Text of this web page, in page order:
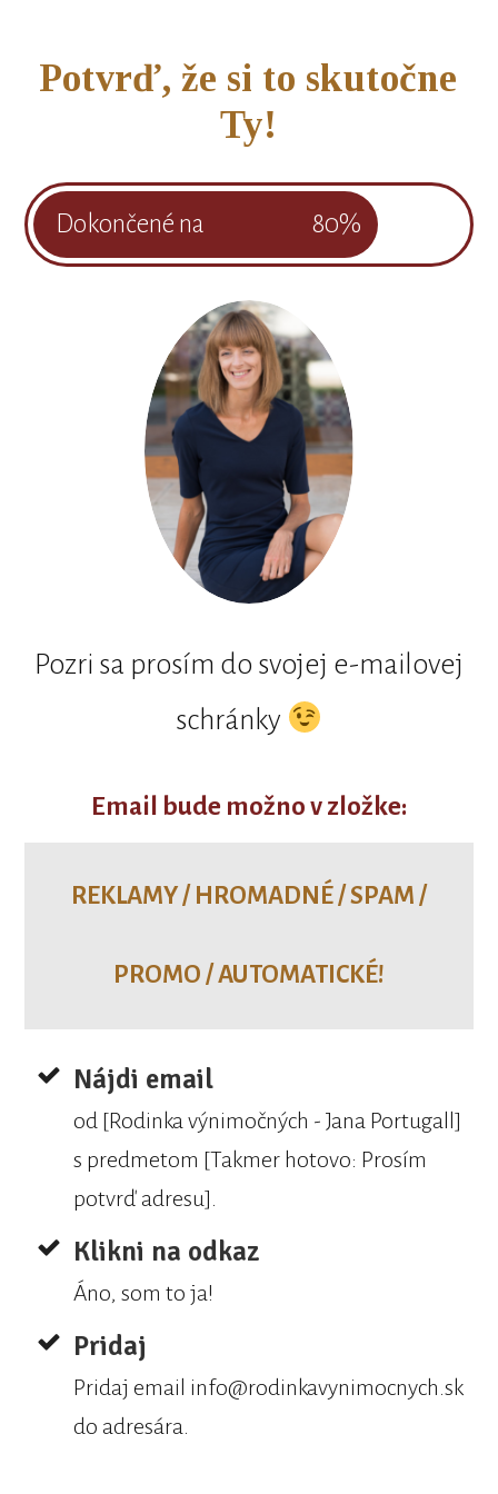
Potvrď, že si to skutočne
Ty!
Dokončené na 80%
Pozri sa prosím do svojej e-mailovej
schránky
Email bude možno v zložke:
REKLAMY / HROMADNÉ / SPAM /
PROMO / AUTOMATICKÉ!
Nájdi email
od [Rodinka výnimočných - Jana Portugall]
s predmetom [Takmer hotovo: Prosím
potvrď adresu].
Klikni na odkaz
Áno, som to ja!
Pridaj
Pridaj email info@rodinkavynimocnych.sk
do adresára.